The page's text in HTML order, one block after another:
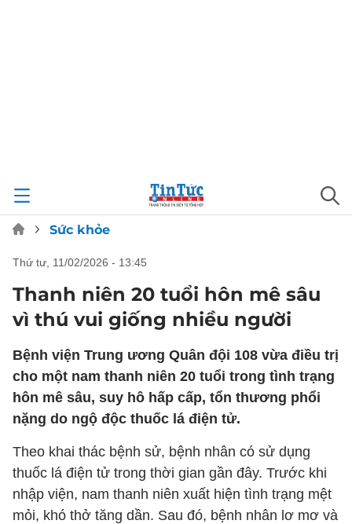
Sức khỏe
thứ tư, 11/02/2026 - 13:45
Thanh niên 20 tuổi hôn mê sâu
vì thú vui giống nhiều người
Bệnh viện Trung ương Quân đội 108 vừa điều trị
cho một nam thanh niên 20 tuổi trong tình trạng
hôn mê sâu, suy hô hấp cấp, tổn thương phổi
nặng do ngộ độc thuốc lá điện tử.
Theo khai thác bệnh sử, bệnh nhân có sử dụng
thuốc lá điện tử trong thời gian gần đây. Trước khi
nhập viện, nam thanh niên xuất hiện tình trạng mệt
mỏi, khó thở tăng dần. Sau đó, bệnh nhân lơ mơ và